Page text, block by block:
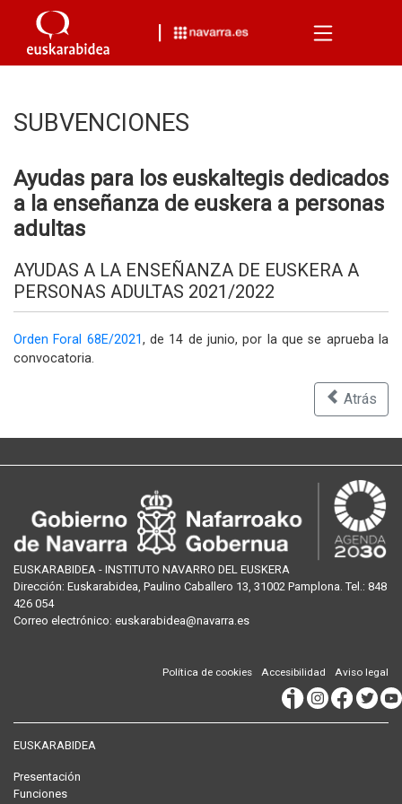
Menu
SUBVENCIONES
Ayudas para los euskaltegis dedicados
a la enseñanza de euskera a personas
adultas
AYUDAS A LA ENSEÑANZA DE EUSKERA A
PERSONAS ADULTAS 2021/2022
Orden Foral 68E/2021, de 14 de junio, por la que se aprueba la
convocatoria.
Atrás
EUSKARABIDEA - INSTITUTO NAVARRO DEL EUSKERA
Dirección: Euskarabidea, Paulino Caballero 13, 31002 Pamplona. Tel.: 848
426 054
Correo electrónico: euskarabidea@navarra.es
Aviso legal
Accesibilidad
Política de cookies
EUSKARABIDEA
Presentación
Funciones